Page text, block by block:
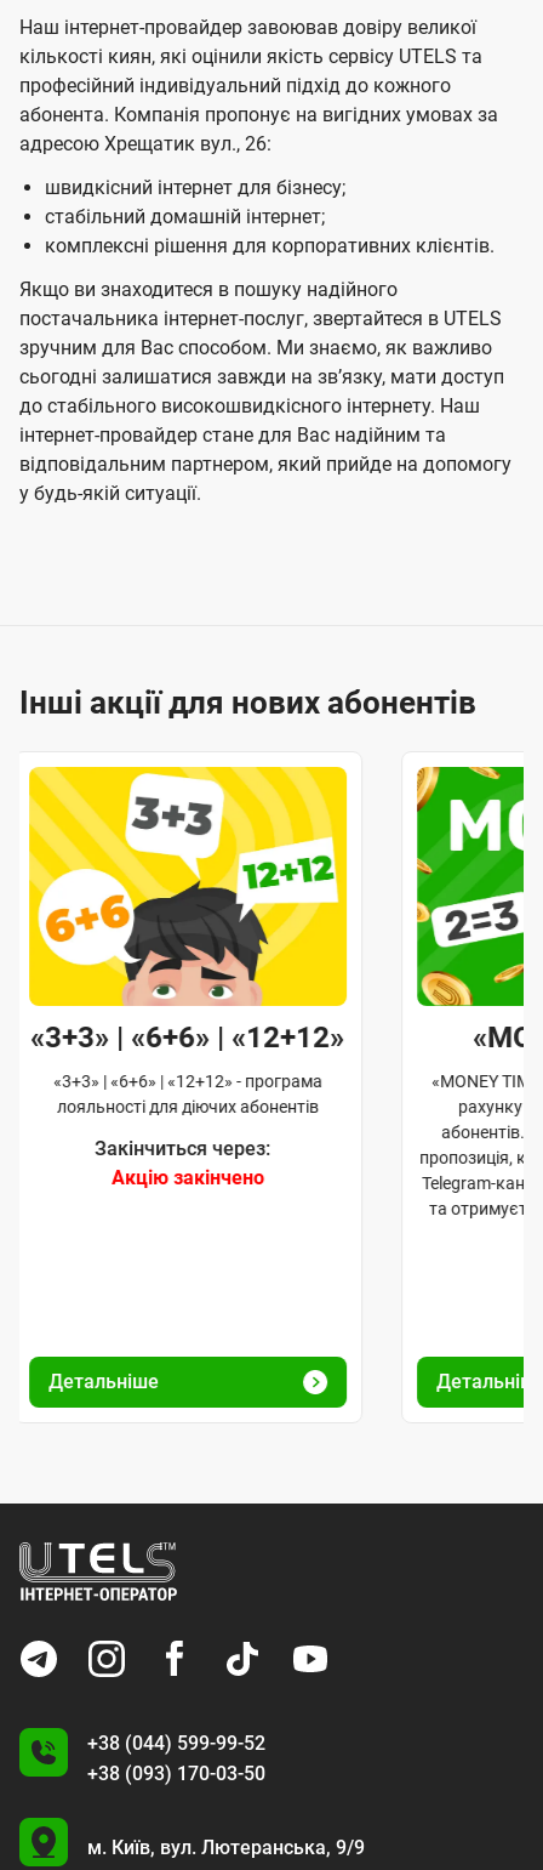
Наш інтернет-провайдер завоював довіру великої
кількості киян, які оцінили якість сервісу UTELS та
професійний індивідуальний підхід до кожного
абонента. Компанія пропонує на вигідних умовах за
адресою Хрещатик вул., 26:
швидкісний інтернет для бізнесу;
стабільний домашній інтернет;
комплексні рішення для корпоративних клієнтів.
Якщо ви знаходитеся в пошуку надійного
постачальника інтернет-послуг, звертайтеся в UTELS
зручним для Вас способом. Ми знаємо, як важливо
сьогодні залишатися завжди на звʼязку, мати доступ
до стабільного високошвидкісного інтернету. Наш
інтернет-провайдер стане для Вас надійним та
відповідальним партнером, який прийде на допомогу
у будь-якій ситуації.
Інші акції для нових абонентів
«3+3» | «6+6» | «12+12»
«3+3» | «6+6» | «12+12» - програма
лояльності для діючих абонентів
Закінчиться через:
Акцію закінчено
Детальніше
«MONEY
рахунку
абонентів.
пропозиція,
Telegram-
та
+38 (044) 599-99-52
+38 (093) 170-03-50
U
м. Київ, вул. Лютеранська, 9/9